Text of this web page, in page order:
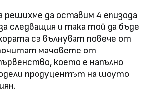
решихме да оставим 4 епизода
следващия и така той да бъде
се вълнуват повече от
мачовете от
което е напълно
продуцентът на шоуто